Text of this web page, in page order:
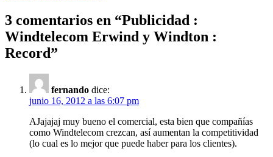
3 comentarios en “Publicidad :
Windtelecom Erwind y Windton :
Record”
fernando dice:
junio 16, 2012 a las 6:07 pm
AJajajaj muy bueno el comercial, esta bien que compañías
como Windtelecom crezcan, así aumentan la competitividad
(lo cual es lo mejor que puede haber para los clientes).